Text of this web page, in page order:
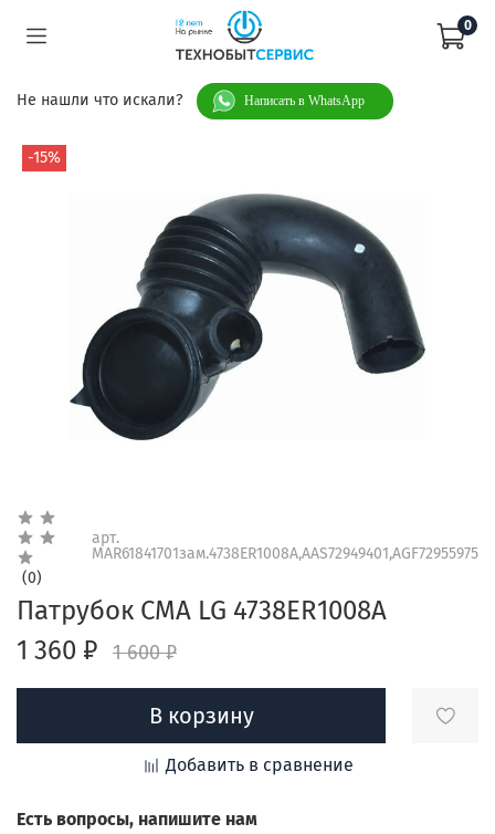
0
Не нашли что искали? Написать в WhatsApp
-15%
(0)
арт.
MAR61841701зам.4738ER1008A,AAS72949401,AGF72955975
Патрубок СМА LG 4738ER1008A
1 360 ₽
1 600 ₽
В корзину
Добавить в сравнение
Есть вопросы, напишите нам